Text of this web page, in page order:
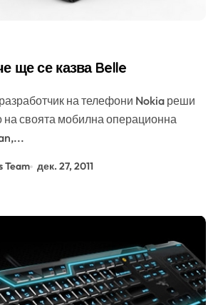
ще се казва Belle
на своята мобилна операционна
Team дек. 27, 2011